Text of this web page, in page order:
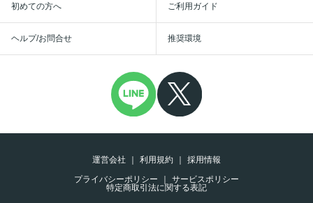
初めての方へ ご利用ガイド
ヘルプ/お問合せ 推奨環境
運営会社 利用規約
採用情報
プライバシーポリシー
サービスポリシー
特定商取引法に関する表記